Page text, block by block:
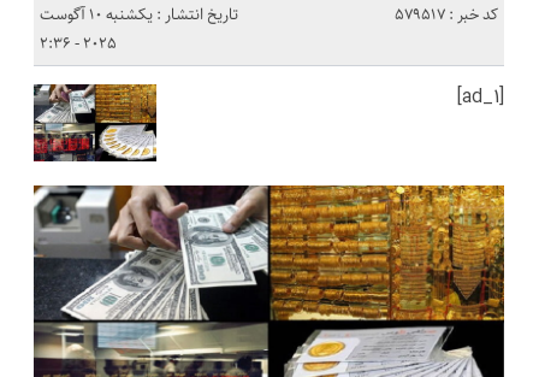
کد خبر : 579517
تاریخ انتشار : یکشنبه 10 آگوست
2025 - 2:36
[ad_1]